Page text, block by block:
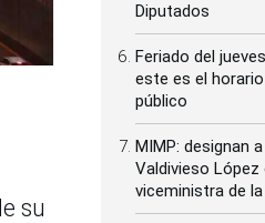
su
Diputados
Feriado del
este es el
público
MIMP: designan
Valdivieso
viceministra de